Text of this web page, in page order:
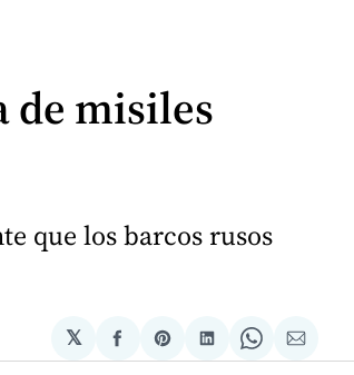
de misiles
que los barcos rusos
𝕏
Compartir
en
Share
on
Compartir
en
Share
on
via